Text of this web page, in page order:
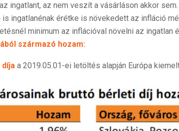
ingatlant, az nem veszít a vásárláson akkor
ingatlanénak érétke is növekedett az infláció
minimum az inflációval növelni az ingatlan
származó hozam:
a 2019.05.01-ei letöltés alapján Európa